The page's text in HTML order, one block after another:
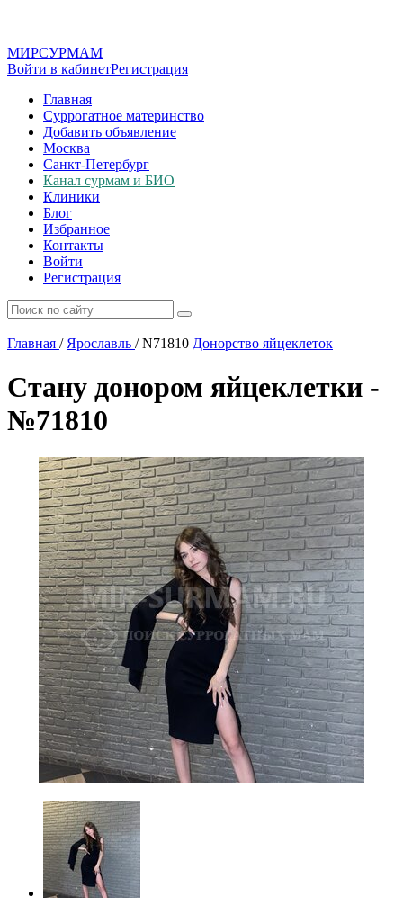
МИРСУРМАМ
Войти в кабинетРегистрация
Главная
Суррогатное материнство
Добавить объявление
Москва
Санкт-Петербург
Канал сурмам и БИО
Клиники
Блог
Избранное
Контакты
Войти
Регистрация
Главная / Ярославль /N71810 Донорство яйцеклеток
Стану донором яйцеклетки -
№71810